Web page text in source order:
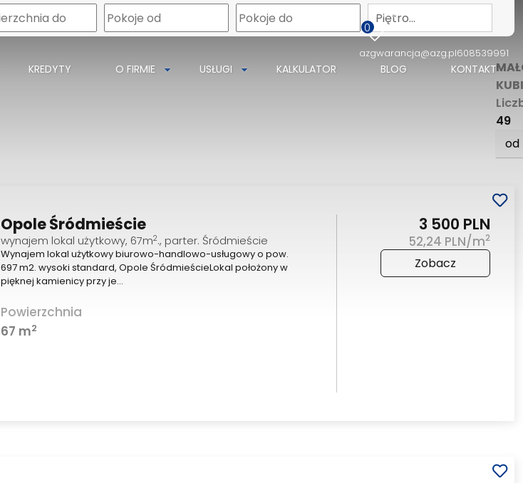
0
azgwarancja@azg.pl608539991
KREDYTY O FIRMIE USŁUGI KALKULATOR BLOG KONTAKT
mapa
Piętro…
49
od
Opole Śródmieście
wynajem lokal użytkowy, 67m2., parter. Śródmieście
Wynajem lokal użytkowy biurowo-handlowo-usługowy o pow.
697 m2. wysoki standard, Opole ŚródmieścieLokal położony w
pięknej kamienicy przy je…
Powierzchnia
67 m2
3 500 PLN
52,24 PLN/m2
Zobacz